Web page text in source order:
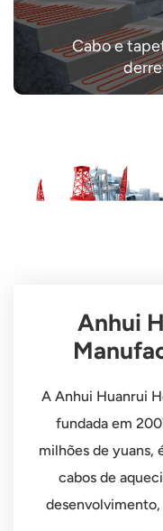
Cabo e
Anhui
A Anhui Huanrui
fundada em
milhões de yuans,
cabos de